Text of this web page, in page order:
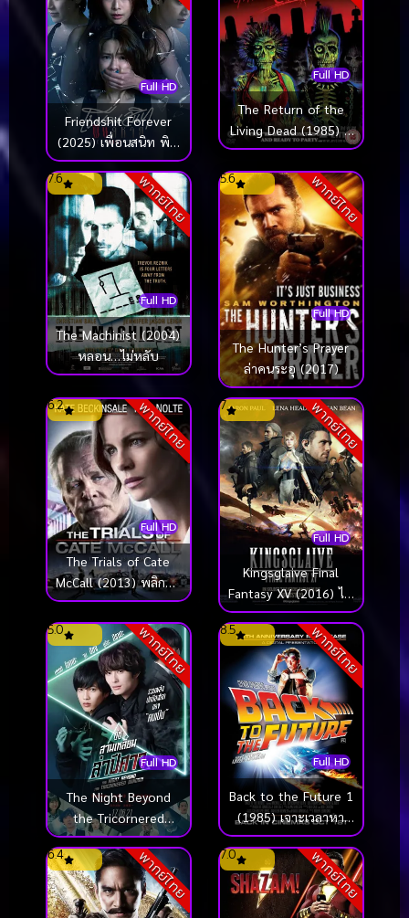
Full HD
Friendshit Forever
(2025) เพื่อนสนิท พิษ
สหาย
Full HD
The Return of the
Living Dead (1985) ผี
ลืมหลุม
พากย์ไทย
Full HD
7.6
The Machinist (2004)
หลอน…ไม่หลับ
พากย์ไทย
Full HD
5.6
The Hunter’s Prayer
ล่าคนระอุ (2017)
พากย์ไทย
Full HD
6.2
The Trials of Cate
McCall (2013) พลิกคดี
ล่าลวงโลก
พากย์ไทย
Full HD
7
Kingsglaive Final
Fantasy XV (2016) ไฟ
นอล แฟนตาซี 15
สงครามแห่งราชันย์
พากย์ไทย
Full HD
5.0
The Night Beyond
the Tricornered
Window คู่หูสามเหลี่ยม
ล่าปีศาจ (2021)
พากย์ไทย
Full HD
8.5
Back to the Future 1
(1985) เจาะเวลาหา
อดีต ภาค 1
พากย์ไทย
6.4 พากย์ไทย
7.0